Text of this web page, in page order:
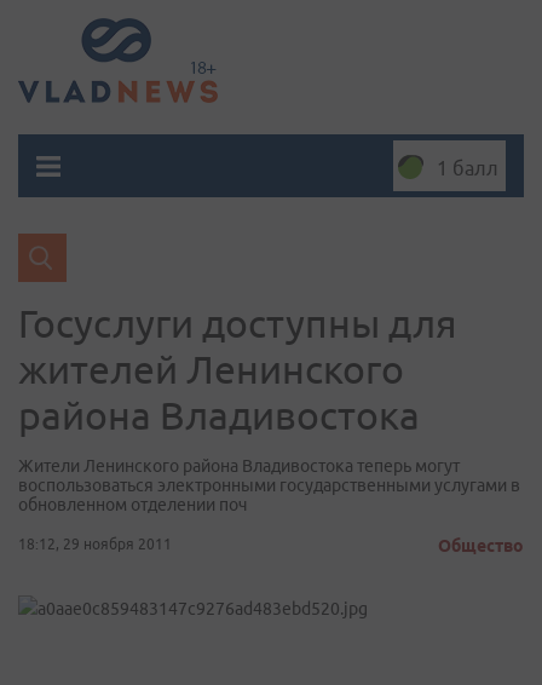
1 балл
Госуслуги доступны для
жителей Ленинского
района Владивостока
Жители Ленинского района Владивостока теперь могут
воспользоваться электронными государственными услугами в
обновленном отделении поч
18:12, 29 ноября 2011 Общество